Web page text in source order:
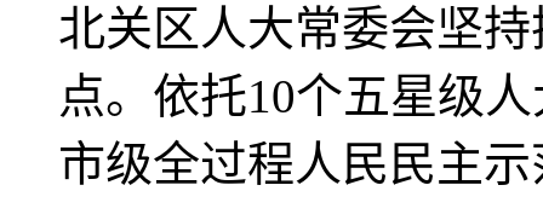
北关区人大常委会坚
点。依托10个五星级
市级全过程人民民主